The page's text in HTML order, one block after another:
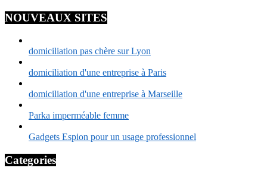
NOUVEAUX SITES
domiciliation pas chère sur Lyon
domiciliation d'une entreprise à Paris
domiciliation d'une entreprise à Marseille
Parka imperméable femme
Gadgets Espion pour un usage professionnel
Categories